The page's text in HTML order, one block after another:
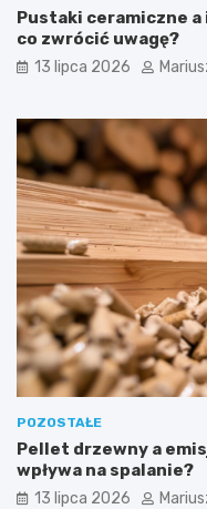
Pustaki ceramiczne
co zwrócić uwagę?
13 lipca 2026
POZOSTAŁE
Pellet drzewny a
wpływa na spalanie?
13 lipca 2026